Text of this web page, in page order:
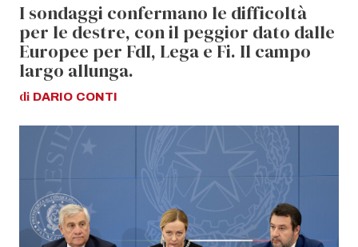
I sondaggi confermano le difficoltà
per le destre, con il peggior dato dalle
Europee per FdI, Lega e Fi. Il campo
largo allunga.
di DARIO CONTI